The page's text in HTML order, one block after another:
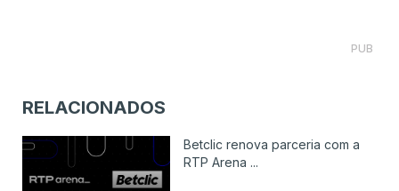
PUB
RELACIONADOS
Betclic renova parceria com a
RTP Arena ...